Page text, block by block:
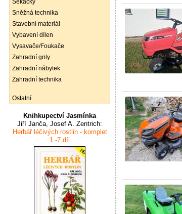
Sekačky
Sněžná technika
Stavební materiál
Vybavení dílen
Vysavače/Foukače
Zahradní grily
Zahradní nábytek
Zahradní technika
Ostatní
Knihkupectví Jasmínka
Jiří Janča, Josef A. Zentrich:
Herbář léčivých rostlin - komplet
1.-7.díl